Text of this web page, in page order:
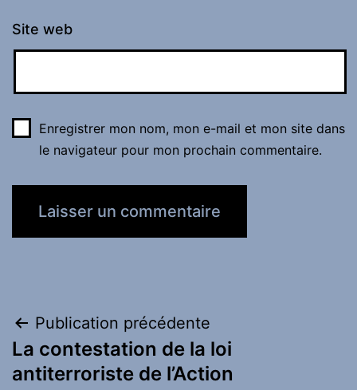
Site web
Enregistrer mon nom, mon e-mail et mon site dans
le navigateur pour mon prochain commentaire.
Navigation
de
Publication précédente
La contestation de la loi
antiterroriste de l’Action